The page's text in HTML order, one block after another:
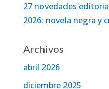
27 novedades
2026: novela negra y
Archivos
abril 2026
diciembre 2025